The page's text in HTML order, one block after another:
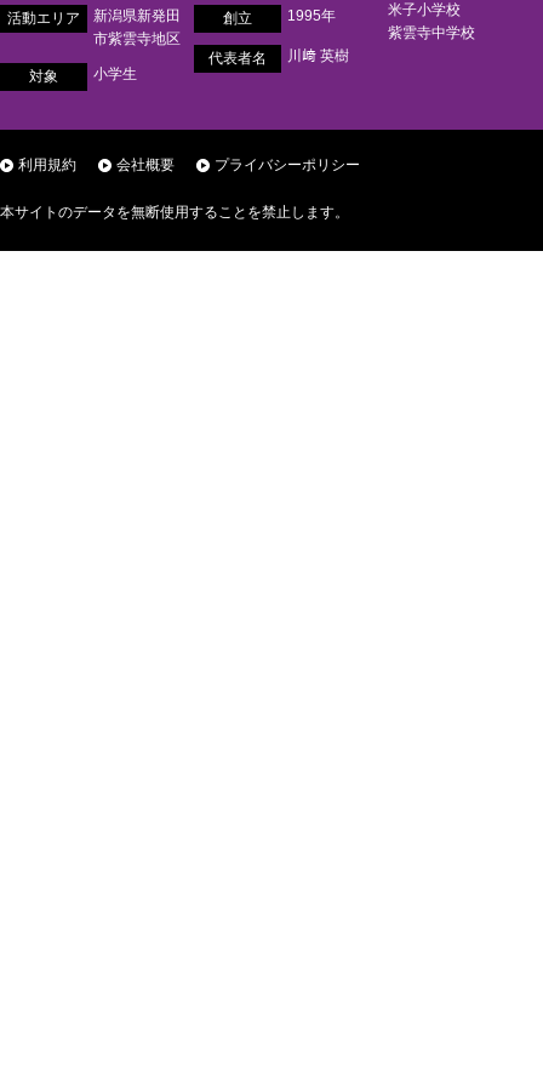
活動エリア
新潟県新発田
市紫雲寺地区
対象 小学生
創立 1995年
代表者名 川﨑 英樹
米子小学校
紫雲寺中学校
利用規約 会社概要 プライバシーポリシー
本サイトのデータを無断使用することを禁止します。